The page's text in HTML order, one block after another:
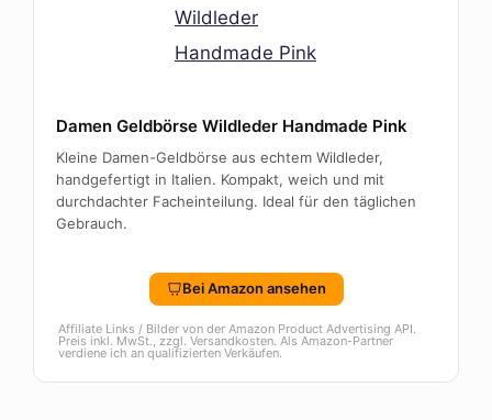
Damen Geldbörse Wildleder Handmade Pink
Kleine Damen-Geldbörse aus echtem Wildleder,
handgefertigt in Italien. Kompakt, weich und mit
durchdachter Facheinteilung. Ideal für den täglichen
Gebrauch.
Bei Amazon ansehen
Affiliate Links / Bilder von der Amazon Product Advertising API.
Preis inkl. MwSt., zzgl. Versandkosten. Als Amazon-Partner
verdiene ich an qualifizierten Verkäufen.